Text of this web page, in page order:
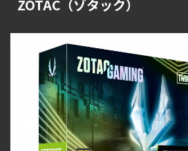
ZOTAC（ゾタック）